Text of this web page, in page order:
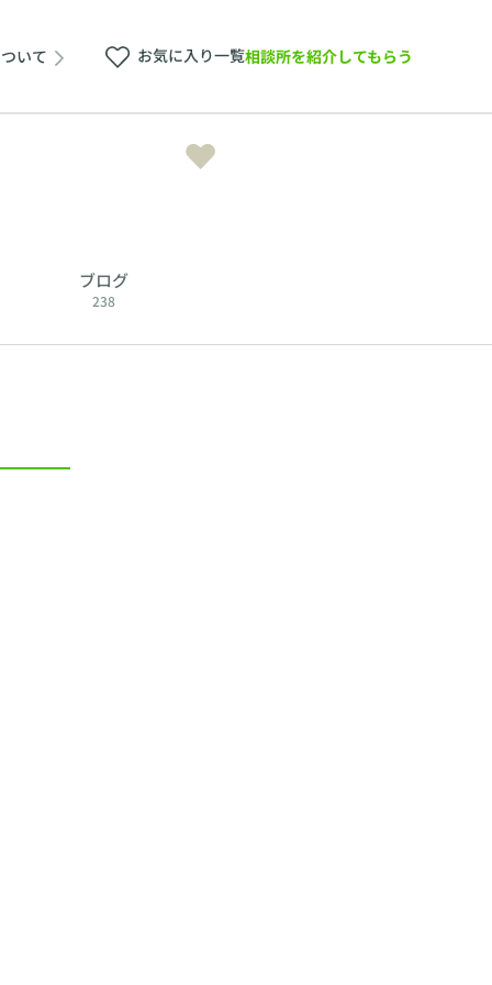
いて お気に入り一覧相談所を紹介してもらう
ブログ
238